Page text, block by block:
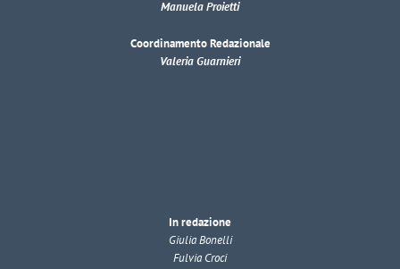
Manuela Proietti
Coordinamento Redazionale
Valeria Guarnieri
In redazione
Giulia Bonelli
Fulvia Croci